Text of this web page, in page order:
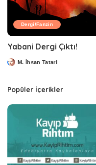
Dergi/Fanzin
Yabani Dergi Çıktı!
PostedM. İhsan Tatari
Popüler İçerikler